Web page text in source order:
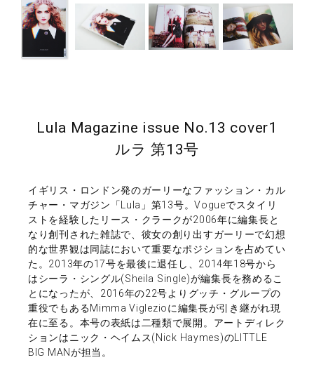
Lula Magazine issue No.13 cover1
ルラ 第13号
イギリス・ロンドン発のガーリーなファッション・カル
チャー・マガジン「Lula」第13号。Vogueでスタイリ
ストを経験したリース・クラークが2006年に編集長と
なり創刊された雑誌で、彼女の創り出すガーリーで幻想
的な世界観は同誌において重要なポジションを占めてい
た。2013年の17号を最後に退任し、2014年18号から
はシーラ・シングル(Sheila Single)が編集長を務めるこ
とになったが、2016年の22号よりグッチ・グループの
重役でもあるMimma Viglezioに編集長が引き継がれ現
在に至る。本号の表紙は二種類で展開。アートディレク
ションはニック・ヘイムス(Nick Haymes)のLITTLE
BIG MANが担当。